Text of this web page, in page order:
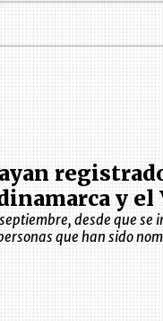
y el
desde que se
que han sido